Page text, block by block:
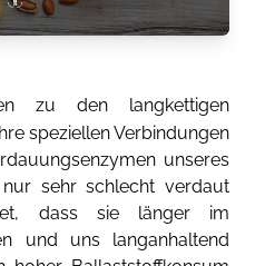
zu den langkettigen
speziellen Verbindungen
unseres
sehr schlecht verdaut
dass sie länger im
und uns langanhaltend